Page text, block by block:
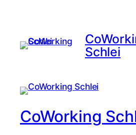
springen
Schlei
CoWorking